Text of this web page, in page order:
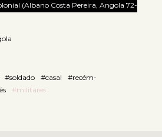
(Albano Costa Pereira, Angola 72-
#soldado #casal
#recém-
#militares